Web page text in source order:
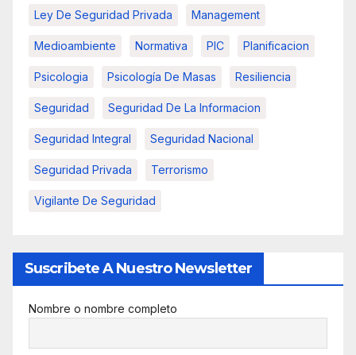
Ley De Seguridad Privada Management
Medioambiente Normativa PIC Planificacion
Psicologia Psicología De Masas Resiliencia
Seguridad Seguridad De La Informacion
Seguridad Integral Seguridad Nacional
Seguridad Privada Terrorismo
Vigilante De Seguridad
Suscribete A Nuestro Newsletter
Nombre o nombre completo